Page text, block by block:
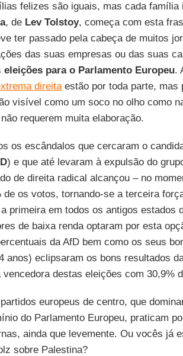
felizes são iguais, mas cada
, de Lev Tolstoy, começa com esta
ter passado pela cabeça de muitos
das suas empresas ou das suas
eleições para o Parlamento Europeu.
direitaestão por toda parte, mas
visível como um soco no olho como
requerem muita elaboração.
os escândalos que cercaram o
) e que até levaram à expulsão do
de direita radical alcançou – no
de os votos, tornando-se a terceira
primeira em todos os antigos estados
de baixa renda optaram por esta
da AfD bem como os seus
anos) eclipsaram os bons resultados
vencedora destas eleições com 30,9%
europeus de centro, que
do Parlamento Europeu, praticam
ainda que levemente. Ou vocês já
sobre Palestina?